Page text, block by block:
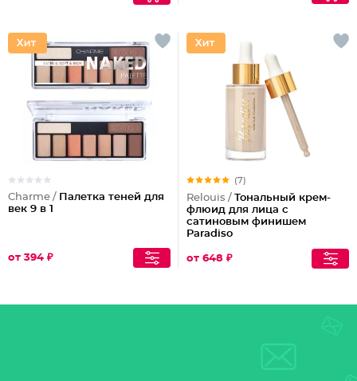
Charme / Палетка теней для
век 9 в 1
от 394 ₽
(7)
Relouis / Тональный крем-
флюид для лица c
сатиновым финишем
Paradiso
от 648 ₽